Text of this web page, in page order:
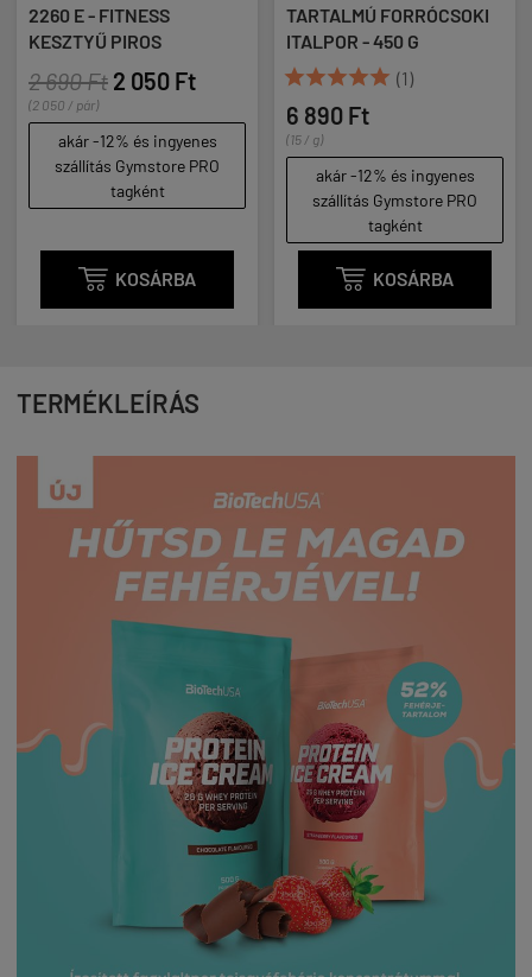
TARTALMÚ FORRÓCSOKI
ITALPOR - 450 G

6 890 Ft
(15 / g)
akár -12% és ingyenes
szállítás Gymstore PRO
 KOSÁRBA
G
10 890 Ft
(11 / g)
tagként
 KOSÁRBA
TERMÉKLEÍRÁS